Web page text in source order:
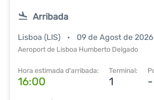
Arribada
Lisboa (LIS) 09 de Agost de 2026
Aeroport de Lisboa Humberto Delgado
Hora estimada d'arribada:
16:00
Terminal:
1 -